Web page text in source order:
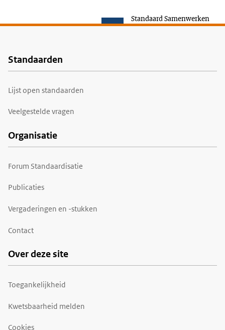
Standaard Samenwerken
Voet
Standaarden
Lijst open standaarden
Veelgestelde vragen
Organisatie
Forum Standaardisatie
Publicaties
Vergaderingen en -stukken
Contact
Over deze site
Toegankelijkheid
Kwetsbaarheid melden
Cookies